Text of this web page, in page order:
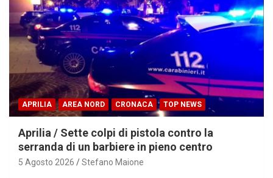
APRILIA AREA NORD CRONACA TOP NEWS
Aprilia / Sette colpi di pistola contro la
serranda di un barbiere in pieno centro
5 Agosto 2026 Stefano Maione